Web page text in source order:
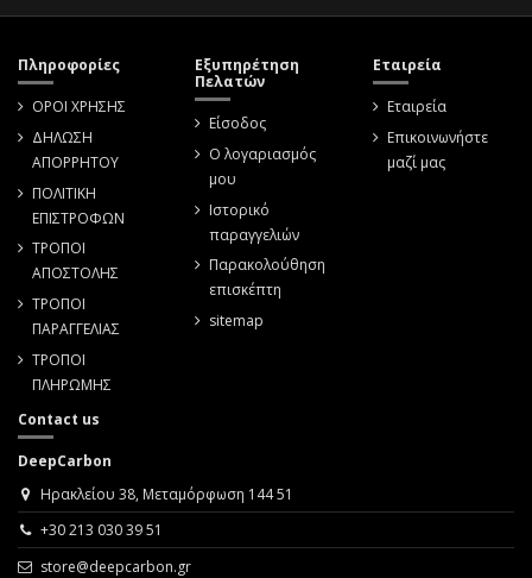
Πληροφορίες
ΟΡΟΙ ΧΡΗΣΗΣ
ΔΗΛΩΣΗ
ΑΠΟΡΡΗΤΟΥ
ΠΟΛΙΤΙΚΗ
ΕΠΙΣΤΡΟΦΩΝ
ΤΡΟΠΟΙ
ΑΠΟΣΤΟΛΗΣ
ΤΡΟΠΟΙ
ΠΑΡΑΓΓΕΛΙΑΣ
ΤΡΟΠΟΙ
ΠΛΗΡΩΜΗΣ
Εξυπηρέτηση
Πελατών
Είσοδος
Ο λογαριασμός
μου
Ιστορικό
παραγγελιών
Παρακολούθηση
επισκέπτη
sitemap
Εταιρεία
Εταιρεία
Επικοινωνήστε
μαζί μας
Contact us
DeepCarbon
Ηρακλείου 38, Μεταμόρφωση 144 51
+30 213 030 39 51
store@deepcarbon.gr